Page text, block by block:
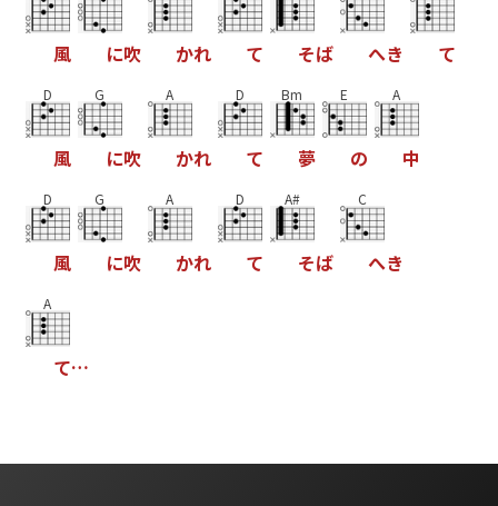
風 に吹 かれ て そば へき て
D
風
G
に吹
A
かれ
D
て
Bm
夢
E
の
A
中
D
風
G
に吹
A
かれ
D
て
A#
そば
C
へき
A
て…